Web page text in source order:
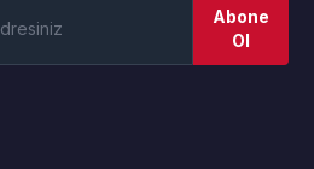
Abone
Ol